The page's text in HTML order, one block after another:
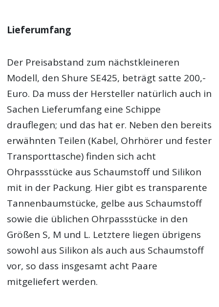
Lieferumfang
Der Preisabstand zum nächstkleineren
Modell, den Shure SE425, beträgt satte 200,-
Euro. Da muss der Hersteller natürlich auch in
Sachen Lieferumfang eine Schippe
drauflegen; und das hat er. Neben den bereits
erwähnten Teilen (Kabel, Ohrhörer und fester
Transporttasche) finden sich acht
Ohrpassstücke aus Schaumstoff und Silikon
mit in der Packung. Hier gibt es transparente
Tannenbaumstücke, gelbe aus Schaumstoff
sowie die üblichen Ohrpassstücke in den
Größen S, M und L. Letztere liegen übrigens
sowohl aus Silikon als auch aus Schaumstoff
vor, so dass insgesamt acht Paare
mitgeliefert werden.